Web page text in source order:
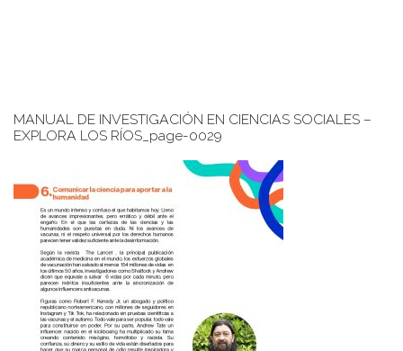
MANUAL DE INVESTIGACIÓN EN CIENCIAS SOCIALES –
EXPLORA LOS RÍOS_page-0029